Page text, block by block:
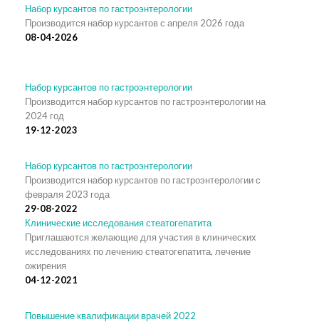
Набор курсантов по гастроэнтерологии
Производится набор курсантов с апреля 2026 года
08-04-2026
Набор курсантов по гастроэнтерологии
Производится набор курсантов по гастроэнтерологии на
2024 год
19-12-2023
Набор курсантов по гастроэнтерологии
Производится набор курсантов по гастроэнтерологии с
февраля 2023 года
29-08-2022
Клинические исследования стеатогепатита
Приглашаются желающие для участия в клинических
исследованиях по лечению стеатогепатита, лечение
ожирения
04-12-2021
Повышение квалификации врачей 2022